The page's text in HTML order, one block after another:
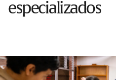
especializados